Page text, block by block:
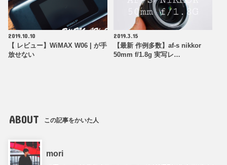
2019.10.10
【 レビュー】WiMAX W06 | が手
放せない
2019.3.15
【最新 作例多数】af-s nikkor
50mm f/1.8g 実写レ…
ABOUT この記事をかいた人
mori